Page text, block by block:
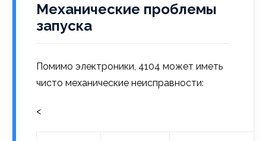
Механические проблемы
запуска
Помимо электроники, 4104 может иметь
чисто механические неисправности:
<